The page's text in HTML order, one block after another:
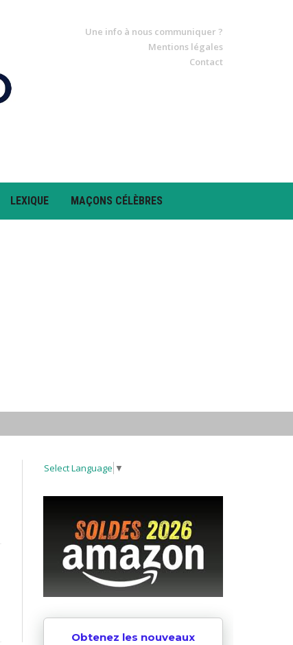
Une info à nous communiquer ?
Mentions légales
Contact
LEXIQUE MAÇONS CÉLÈBRES
Select Language ▼
Obtenez les nouveaux